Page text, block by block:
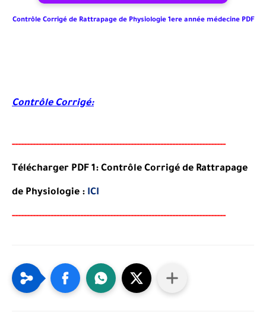
Contrôle Corrigé de Rattrapage de Physiologie 1ere année médecine PDF
Contrôle Corrigé:
------------------------------------------------------------------------
Télécharger PDF 1: Contrôle Corrigé de Rattrapage
de Physiologie : ICI
------------------------------------------------------------------------